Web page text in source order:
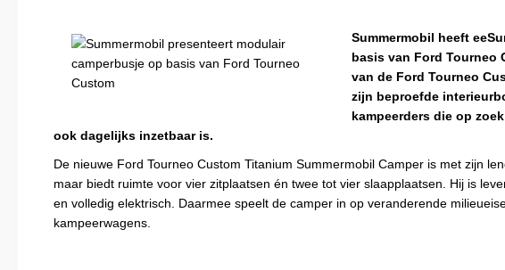
Summermobil heeft
basis van Ford Tourneo
van de Ford Tourneo
zijn beproefde
kampeerders die op
ook dagelijks inzetbaar is.
De nieuwe Ford Tourneo Custom Titanium Summermobil Camper is met zijn
maar biedt ruimte voor vier zitplaatsen én twee tot vier slaapplaatsen. Hij is
en volledig elektrisch. Daarmee speelt de camper in op veranderende
kampeerwagens.